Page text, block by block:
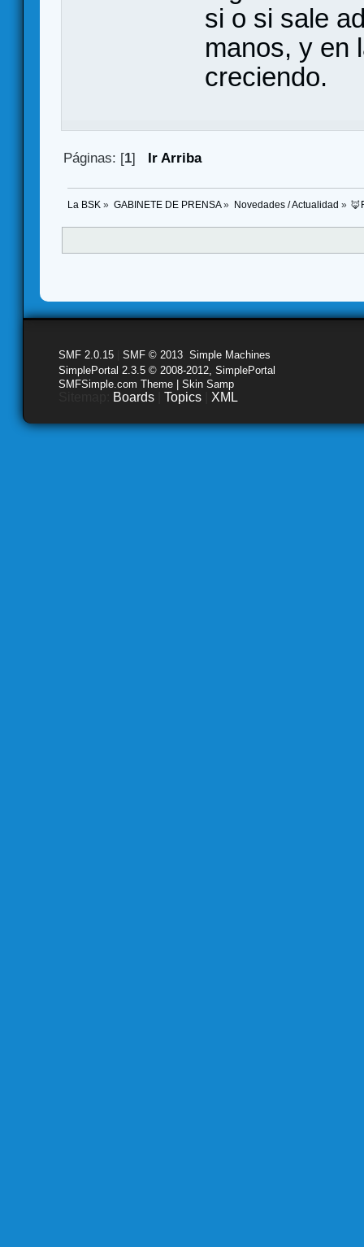
si o si sale
manos, y en
creciendo.
Páginas: [1] Ir Arriba
La BSK » GABINETE DE PRENSA» Novedades / Actualidad »
SMF 2.0.15 SMF © 2013 Simple Machines
SimplePortal 2.3.5 © 2008-2012, SimplePortal
SMFSimple.com Theme | Skin Samp
Boards Topics XML